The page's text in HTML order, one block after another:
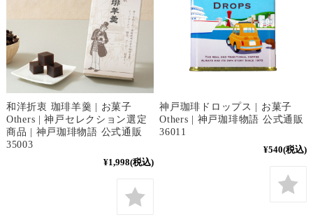
和洋折衷 珈琲羊羹 | お菓子
Others | 神戸セレクション選定
商品 | 神戸珈琲物語 公式通販
35003
¥1,998(税込)
神戸珈琲ドロップス | お菓子
Others | 神戸珈琲物語 公式通販
36011
¥540(税込)